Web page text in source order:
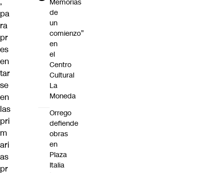
pa
ra
pr
es
en
tar
se
en
las
pri
m
ari
as
pr
Memorias
de
un
comienzo”
en
el
Centro
Cultural
La
Moneda
Orrego
defiende
obras
en
Plaza
Italia